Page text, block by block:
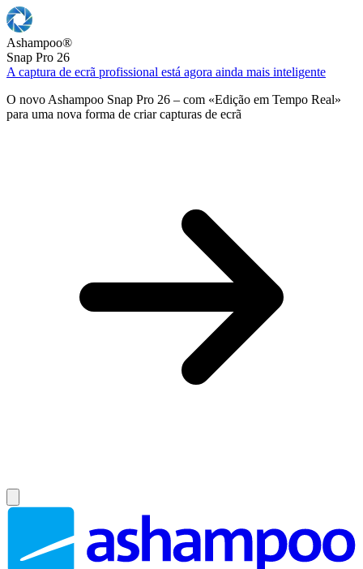
Ashampoo®
Snap Pro 26
A captura de ecrã profissional está agora ainda mais inteligente
O novo Ashampoo Snap Pro 26 – com «Edição em Tempo Real»
para uma nova forma de criar capturas de ecrã